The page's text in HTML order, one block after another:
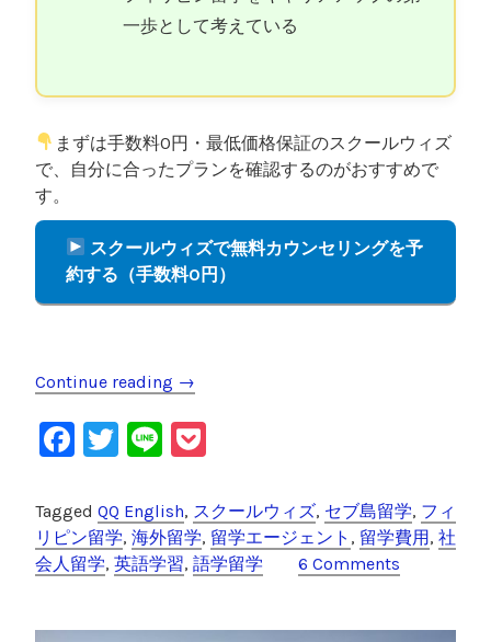
一歩として考えている
まずは手数料0円・最低価格保証のスクールウィズ
で、自分に合ったプランを確認するのがおすすめで
す。
スクールウィズで無料カウンセリングを予
約する（手数料0円）
Continue reading “
ィ
リ
ン
留
学
→
F
c
e
b
T
tt
er
Li
e
c
k
et
Tagged QQ English, スクールウィズ, セブ島留学, フィ
リピン留学, 海外留学, 留学エージェント , 留学費用, 社
会人留学, 英語学習, 語学留学 6 Comments